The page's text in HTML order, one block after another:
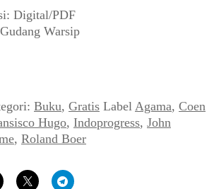
: Digital/PDF
Gudang Warsip
Buku, Gratis Label Agama, Coen
Hugo, Indoprogress, John
, Roland Boer